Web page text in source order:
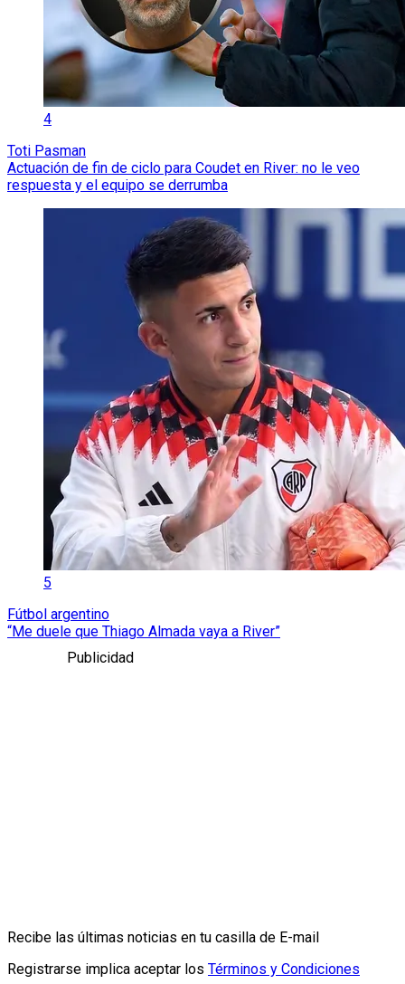
4
Toti Pasman
Actuación de fin de ciclo para Coudet en River: no le veo
respuesta y el equipo se derrumba
5
Fútbol argentino
“Me duele que Thiago Almada vaya a River”
Publicidad
Recibe las últimas noticias en tu casilla de E-mail
Registrarse implica aceptar los Términos y Condiciones